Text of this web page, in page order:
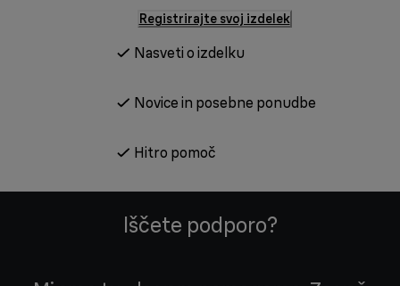
Registrirajte svoj izdelek
Nasveti o izdelku
Novice in posebne ponudbe
Hitro pomoč
Iščete podporo?